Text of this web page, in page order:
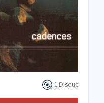
1 Disque